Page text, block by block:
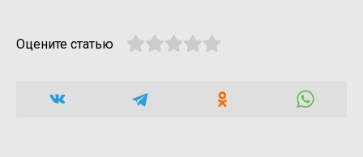
Оцените статью